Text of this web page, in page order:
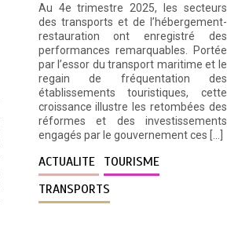
Au 4e trimestre 2025, les secteurs
des transports et de l’hébergement-
restauration ont enregistré des
performances remarquables. Portée
par l’essor du transport maritime et le
regain de fréquentation des
établissements touristiques, cette
croissance illustre les retombées des
réformes et des investissements
engagés par le gouvernement ces […]
ACTUALITE TOURISME
TRANSPORTS